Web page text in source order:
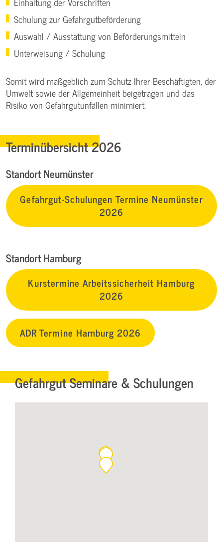
Schulung zur Gefahrgutbeförderung
Auswahl / Ausstattung von Beförderungsmitteln
Unterweisung / Schulung
Somit wird maßgeblich zum Schutz Ihrer Beschäftigten, der
Umwelt sowie der Allgemeinheit beigetragen und das
Risiko von Gefahrgutunfällen minimiert.
Terminübersicht 2026
Standort Neumünster
Gefahrgut-Schulungen Termine Neumünster
2026
Standort Hamburg
Kurstermine Arbeitssicherheit Hamburg
2026
ADR Termine Hamburg 2026
Gefahrgut Seminare & Schulungen